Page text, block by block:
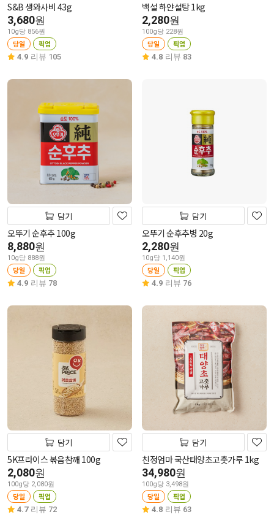
S&B 생와사비 43g
3,680원
10g당 856원
당일 픽업
4.9 리뷰 105
백설 하얀설탕 1kg
2,280원
100g당 228원
당일 픽업
4.8 리뷰 83
담기
오뚜기 순후추 100g
8,880원
10g당 888원
당일 픽업
4.9 리뷰 78
담기
오뚜기 순후추병 20g
2,280원
10g당 1,140원
당일 픽업
4.9 리뷰 76
담기
5K프라이스 볶음참깨 100g
2,080원
100g당 2,080원
당일 픽업
4.7 리뷰 72
담기
친정엄마 국산태양초고춧가루 1kg
34,980원
100g당 3,498원
당일 픽업
4.8 리뷰 63